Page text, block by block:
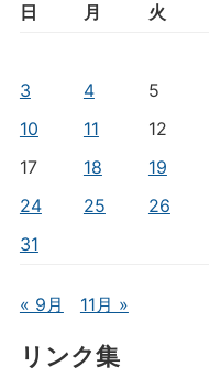
日 月 火
3
4 5
10
11 12
17
18 19
24
25 26
31
« 9月 11月 »
リンク集